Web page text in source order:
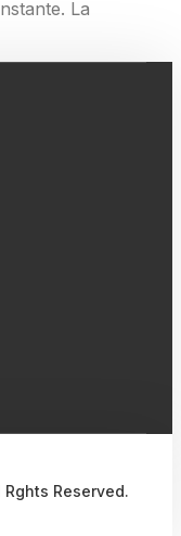
La
Reserved.